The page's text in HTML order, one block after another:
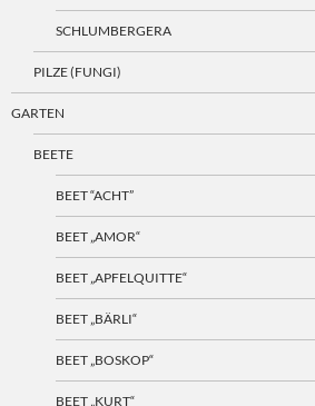
SCHLUMBERGERA
PILZE (FUNGI)
GARTEN
BEETE
BEET “ACHT”
BEET „AMOR“
BEET „APFELQUITTE“
BEET „BÄRLI“
BEET „BOSKOP“
BEET „KURT“